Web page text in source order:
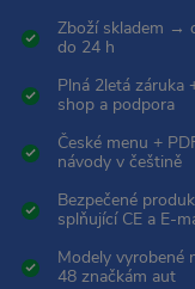
Zboží skladem →
do 24 h
Plná 2letá záruka
shop a podpora
České menu +
návody v češtině
Bezpečené
splňující CE a E-
Modely vyrobené
48 značkám aut